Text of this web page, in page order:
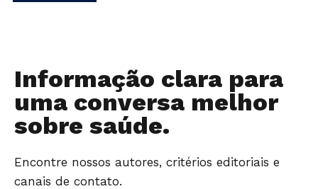
Informação clara para
uma conversa melhor
sobre saúde.
Encontre nossos autores, critérios editoriais e
canais de contato.